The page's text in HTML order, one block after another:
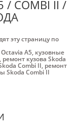
/ COMBI II /
эту страницу по
A5, кузовные
ремонт кузова Skoda
Combi II, ремонт
Skoda Combi II